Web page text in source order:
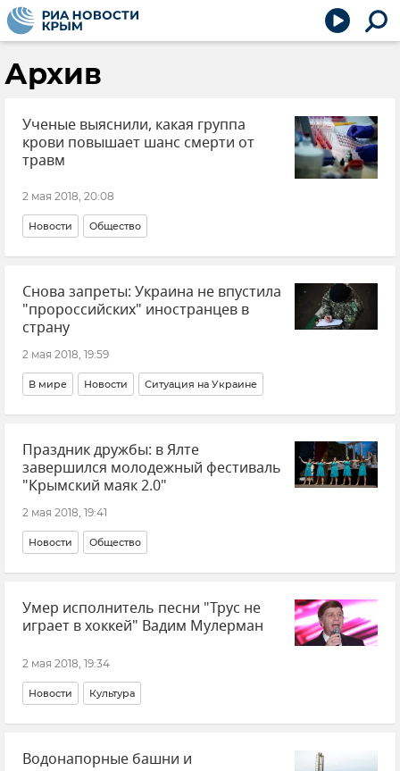
Архив
Ученые выяснили, какая группа
крови повышает шанс смерти от
травм
2 мая 2018, 20:08
Новости Общество
Снова запреты: Украина не впустила
"пророссийских" иностранцев в
страну
2 мая 2018, 19:59
В мире Новости Ситуация на Украине
Праздник дружбы: в Ялте
завершился молодежный фестиваль
"Крымский маяк 2.0"
2 мая 2018, 19:41
Новости Общество
Умер исполнитель песни "Трус не
играет в хоккей" Вадим Мулерман
2 мая 2018, 19:34
Новости Культура
Водонапорные башни и